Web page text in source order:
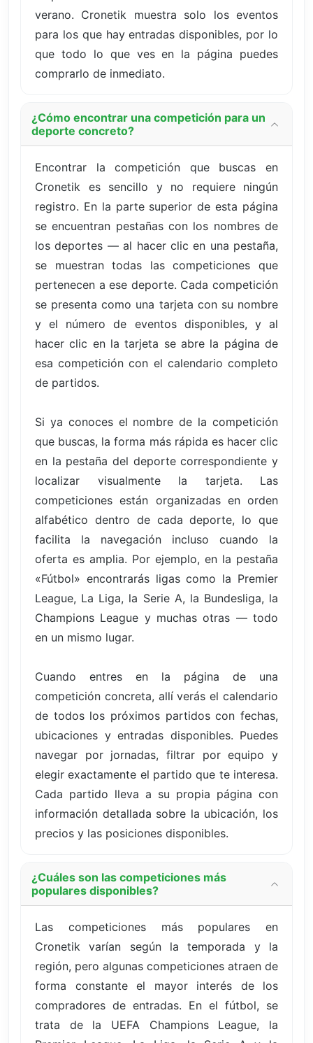
verano. Cronetik muestra solo los eventos
para los que hay entradas disponibles, por lo
que todo lo que ves en la página puedes
comprarlo de inmediato.
¿Cómo encontrar una competición para un
deporte concreto?
Encontrar la competición que buscas en
Cronetik es sencillo y no requiere ningún
registro. En la parte superior de esta página
se encuentran pestañas con los nombres de
los deportes — al hacer clic en una pestaña,
se muestran todas las competiciones que
pertenecen a ese deporte. Cada competición
se presenta como una tarjeta con su nombre
y el número de eventos disponibles, y al
hacer clic en la tarjeta se abre la página de
esa competición con el calendario completo
de partidos.
Si ya conoces el nombre de la competición
que buscas, la forma más rápida es hacer clic
en la pestaña del deporte correspondiente y
localizar visualmente la tarjeta. Las
competiciones están organizadas en orden
alfabético dentro de cada deporte, lo que
facilita la navegación incluso cuando la
oferta es amplia. Por ejemplo, en la pestaña
«Fútbol» encontrarás ligas como la Premier
League, La Liga, la Serie A, la Bundesliga, la
Champions League y muchas otras — todo
en un mismo lugar.
Cuando entres en la página de una
competición concreta, allí verás el calendario
de todos los próximos partidos con fechas,
ubicaciones y entradas disponibles. Puedes
navegar por jornadas, filtrar por equipo y
elegir exactamente el partido que te interesa.
Cada partido lleva a su propia página con
información detallada sobre la ubicación, los
precios y las posiciones disponibles.
¿Cuáles son las competiciones más
populares disponibles?
Las competiciones más populares en
Cronetik varían según la temporada y la
región, pero algunas competiciones atraen de
forma constante el mayor interés de los
compradores de entradas. En el fútbol, se
trata de la UEFA Champions League, la